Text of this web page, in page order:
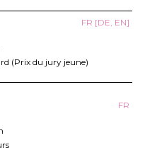
FR [DE, EN]
(Prix du jury jeune)
FR